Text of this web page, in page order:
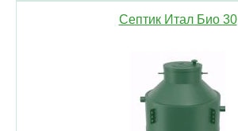
Септик Итал Био 30